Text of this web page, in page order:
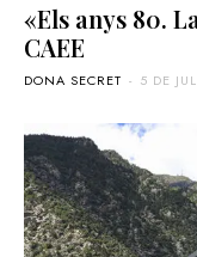
«Els anys 80.
CAEE
DONA SECRET - 5 DE